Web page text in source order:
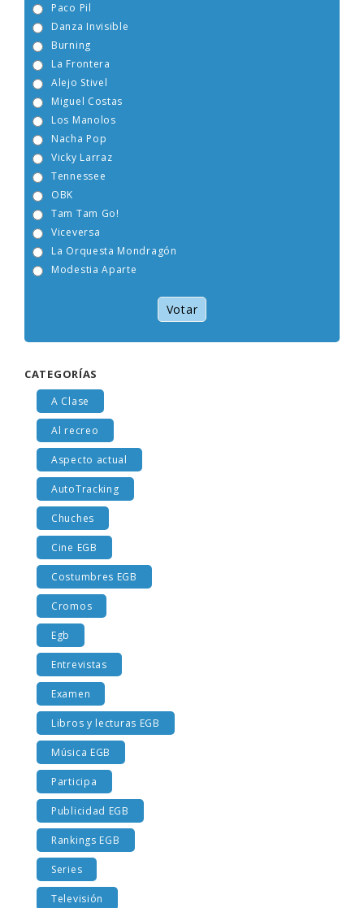
Paco Pil
Danza Invisible
Burning
La Frontera
Alejo Stivel
Miguel Costas
Los Manolos
Nacha Pop
Vicky Larraz
Tennessee
OBK
Tam Tam Go!
Viceversa
La Orquesta Mondragón
Modestia Aparte
Votar
CATEGORÍAS
A Clase
Al recreo
Aspecto actual
AutoTracking
Chuches
Cine EGB
Costumbres EGB
Cromos
Egb
Entrevistas
Examen
Libros y lecturas EGB
Música EGB
Participa
Publicidad EGB
Rankings EGB
Series
Televisión